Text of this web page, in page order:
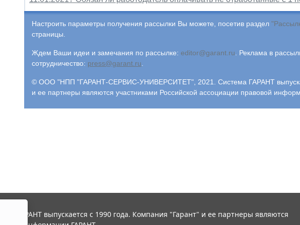
Настроить параметры получения рассылки Вы можете, посетив раздел
страницы.
Ждем Ваши идеи и замечания по рассылке: editor@garant.ru Реклама в
сотрудничество: press@garant.ru
© ООО "НПП "ГАРАНТ-СЕРВИС-УНИВЕРСИТЕТ", 2021. Система ГАРАНТ
и ее партнеры являются участниками Российской ассоциации правовой
ГАРАНТ выпускается с 1990 года. Компания "Гарант" и ее партнеры являются